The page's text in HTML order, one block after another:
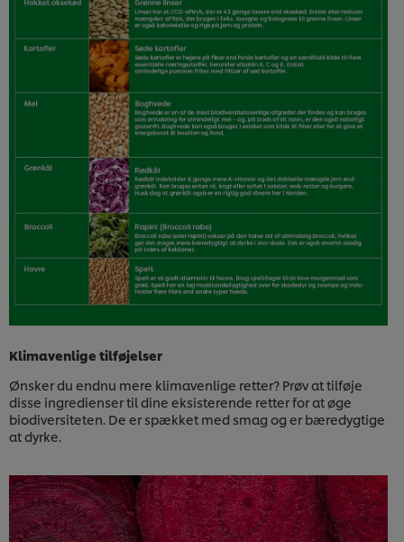
Klimavenlige tilføjelser
Ønsker du endnu mere klimavenlige retter? Prøv at tilføje
disse ingredienser til dine eksisterende retter for at øge
biodiversiteten. De er spækket med smag og er bæredygtige
at dyrke.